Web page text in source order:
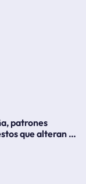
patrones
que alteran la